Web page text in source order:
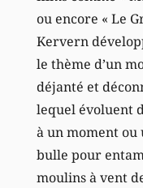
ou encore « Le
Kervern
le thème d’un
déjanté et
lequel évoluent
à un moment
bulle pour
moulins à vent